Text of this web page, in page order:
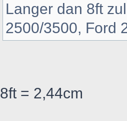
Langer dan 8ft
2500/3500, Ford
8ft = 2,44cm